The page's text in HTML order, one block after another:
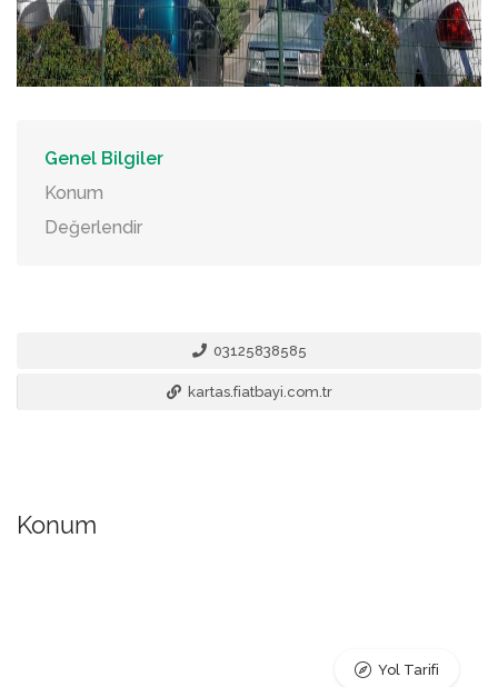
Genel Bilgiler
Konum
Değerlendir
03125838585
kartas.fiatbayi.com.tr
Konum
Yol Tarifi